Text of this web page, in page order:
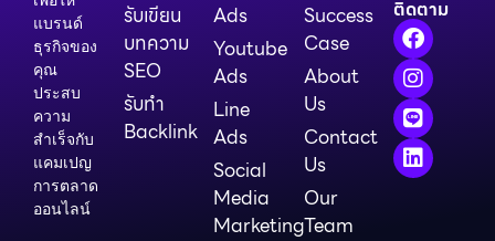
แบรนด์
ธุรกิจของ
คุณ
ประสบ
ความ
สำเร็จกับ
แคมเปญ
การตลาด
ออนไลน์
รับเขียน
บทความ
SEO
รับทำ
Backlink
Ads
Youtube
Ads
Line
Ads
Social
Media
Marketing
Success
Case
About
Us
Contact
Us
Our
Team
ติดตาม